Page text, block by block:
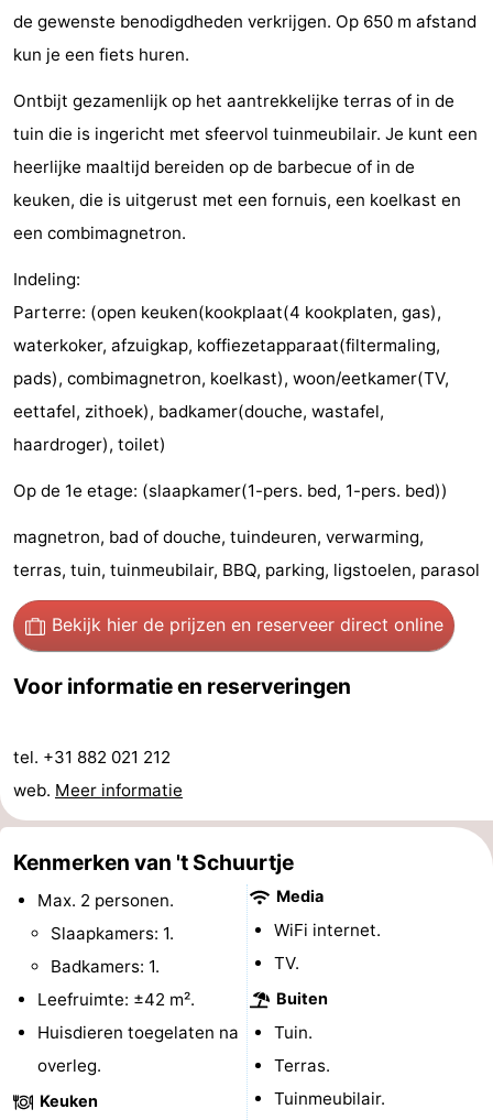
Résidence
Cadzand-
Bad
Resort
Nieuwvliet-
Bad
-
Schoneveld
-
Strand
Resort
Bad
-
Waterdunen
-
Zonneweelde
-
Zwinhoeve
Last
minutes
Strand
Zien
&
doen
Bezienswaardigheden
Musea
-
Monumenten
-
Molens
-
Uitkijkpunten
Attracties
-
Rondvaarten
-
Speeltuinen
-
Binnenspeeltuinen
Bowlen
-
centra
Dorpen
de gewenste benodigdheden verkrijgen. Op 650 m afstand
kun je een fiets huren.
Ontbijt gezamenlijk op het aantrekkelijke terras of in de
tuin die is ingericht met sfeervol tuinmeubilair. Je kunt een
heerlijke maaltijd bereiden op de barbecue of in de
keuken, die is uitgerust met een fornuis, een koelkast en
een combimagnetron.
Indeling:
Parterre: (open keuken(kookplaat(4 kookplaten, gas),
waterkoker, afzuigkap, koffiezetapparaat(filtermaling,
pads), combimagnetron, koelkast), woon/eetkamer(TV,
eettafel, zithoek), badkamer(douche, wastafel,
haardroger), toilet)
Op de 1e etage: (slaapkamer(1-pers. bed, 1-pers. bed))
magnetron, bad of douche, tuindeuren, verwarming,
terras, tuin, tuinmeubilair, BBQ, parking, ligstoelen, parasol
Bekijk hier de prijzen en reserveer direct online
Voor informatie en reserveringen
tel. +31 882 021 212
web. Meer informatie
Kenmerken van 't Schuurtje
Max. 2 personen.
Slaapkamers: 1.
Badkamers: 1.
Leefruimte: ±42 m².
Huisdieren toegelaten na
overleg.
Keuken
Media
WiFi internet.
TV.
Buiten
Tuin.
Terras.
Tuinmeubilair.